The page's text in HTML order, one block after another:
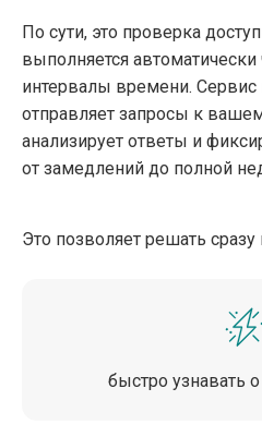
По сути, это проверка
выполняется
интервалы времени. Сервис
отправляет запросы к
анализирует ответы и
от замедлений до полной
Это позволяет решать сразу
быстро узнавать